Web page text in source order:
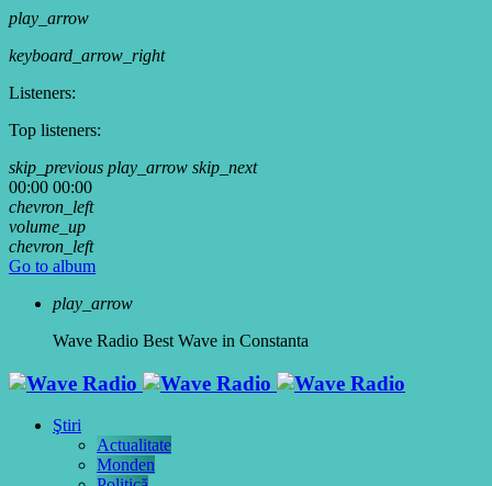
play_arrow
keyboard_arrow_right
Listeners:
Top listeners:
skip_previous play_arrow skip_next
00:00 00:00
chevron_left
volume_up
chevron_left
Go to album
play_arrow
Wave Radio Best Wave in Constanta
Ştiri
Actualitate
Monden